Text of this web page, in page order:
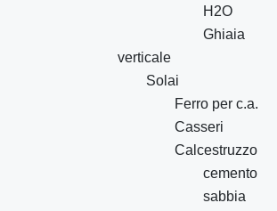
H2O
Ghiaia
verticale
Solai
Ferro per c.a.
Casseri
Calcestruzzo
cemento
sabbia